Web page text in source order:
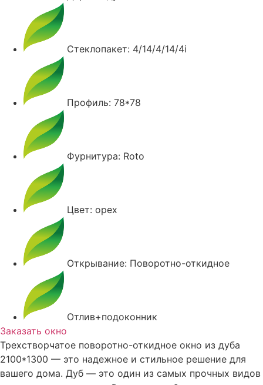
Стеклопакет: 4/14/4/14/4i
Профиль: 78*78
Фурнитура: Roto
Цвет: орех
Открывание: Поворотно-откидное
Отлив+подоконник
Заказать окно
Трехстворчатое поворотно-откидное окно из дуба
2100*1300 — это надежное и стильное решение для
вашего дома. Дуб — это один из самых прочных видов